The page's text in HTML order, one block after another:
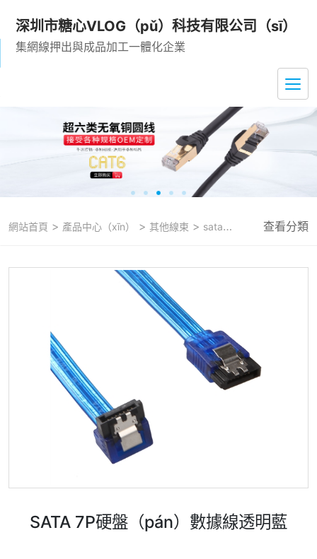
深圳市糖心VLOG（pǔ）科技有限公司（sī）
集網線押出與成品加工一體化企業
網站首頁 > 產品中心（xīn） > 其他線束 > sata數（shù）據線 查看分類
SATA 7P硬盤（pán）數據線透明藍